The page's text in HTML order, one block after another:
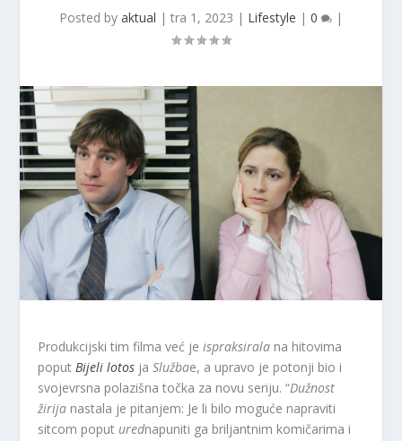
Posted by aktual | tra 1, 2023 | Lifestyle | 0 |
Produkcijski tim filma već jeispraksirala na hitovima
poputBijeli lotos ja Službae, a upravo je potonji bio i
svojevrsna polazišna točka za novu seriju. “Dužnost
žirija nastala je pitanjem: Je li bilo moguće napraviti
sitcom poput urednapuniti ga briljantnim komičarima i